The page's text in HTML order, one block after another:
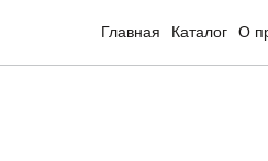
Главная Каталог О